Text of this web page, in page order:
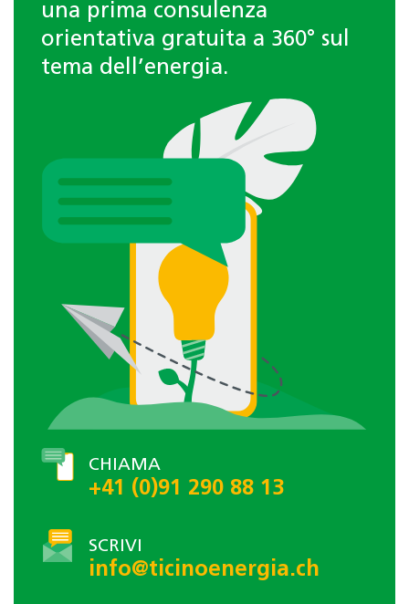
una prima consulenza
orientativa gratuita a 360° sul
tema dell’energia.
CHIAMA
+41 (0)91 290 88 13
SCRIVI
info@ticinoenergia.ch